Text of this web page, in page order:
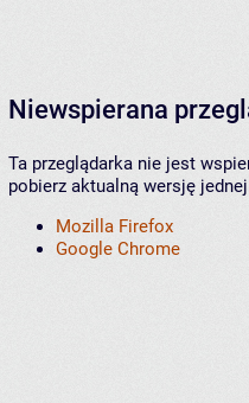
Niewspierana
Ta przeglądarka nie jest
pobierz aktualną wersję
Mozilla Firefox
Google Chrome